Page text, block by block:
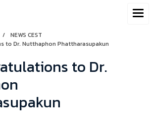
NEWS CEST
to Dr. Nutthaphon Phattharasupakun
to Dr.